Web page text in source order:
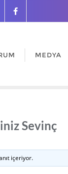
MEDYA
Sevinç
içeriyor.